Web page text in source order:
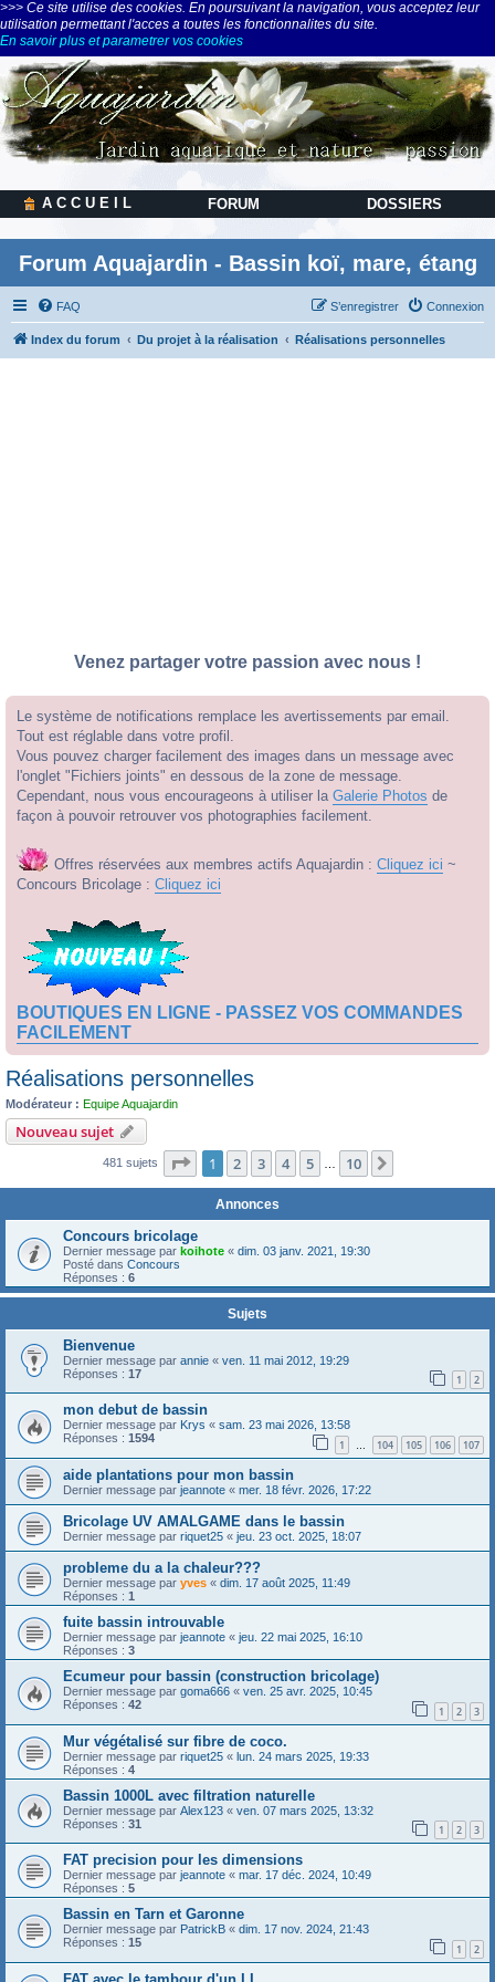
>>> Ce site utilise des cookies. En poursuivant la navigation, vous acceptez leur
utilisation permettant l'acces a toutes les fonctionnalites du site.
En savoir plus et parametrer vos cookies
A C C U E I L FORUM DOSSIERS
Forum Aquajardin - Bassin koï, mare, étang
FAQ Connexion
S’enregistrer
Index du forum Du projet à la réalisation Réalisations personnelles
Venez partager votre passion avec nous !
Le système de notifications remplace les avertissements par email.
Tout est réglable dans votre profil.
Vous pouvez charger facilement des images dans un message avec
l'onglet "Fichiers joints" en dessous de la zone de message.
Cependant, nous vous encourageons à utiliser la Galerie Photos de
façon à pouvoir retrouver vos photographies facilement.
Offres réservées aux membres actifs Aquajardin : Cliquez ici ~
Concours Bricolage : Cliquez ici
BOUTIQUES EN LIGNE - PASSEZ VOS COMMANDES
FACILEMENT
Réalisations personnelles
Modérateur : Equipe Aquajardin
Nouveau sujet
481 sujets Page 1sur10
1 2 3 4 5 10
Annonces
Concours bricolage
Dernier message par koihote « dim. 03 janv. 2021, 19:30
Posté dans Concours
Réponses : 6
Sujets
Bienvenue
Dernier message par annie « ven. 11 mai 2012, 19:29
Réponses : 17 1 2
mon debut de bassin
Dernier message par Krys « sam. 23 mai 2026, 13:58
Réponses : 1594 1 … 104 105 106 107
aide plantations pour mon bassin
Dernier message par jeannote « mer. 18 févr. 2026, 17:22
Bricolage UV AMALGAME dans le bassin
Dernier message par riquet25 « jeu. 23 oct. 2025, 18:07
probleme du a la chaleur???
Dernier message par yves « dim. 17 août 2025, 11:49
Réponses : 1
fuite bassin introuvable
Dernier message par jeannote « jeu. 22 mai 2025, 16:10
Réponses : 3
Ecumeur pour bassin (construction bricolage)
Dernier message par goma666 « ven. 25 avr. 2025, 10:45
Réponses : 42 1 2 3
Mur végétalisé sur fibre de coco.
Dernier message par riquet25 « lun. 24 mars 2025, 19:33
Réponses : 4
Bassin 1000L avec filtration naturelle
Dernier message par Alex123 « ven. 07 mars 2025, 13:32
Réponses : 31 1 2 3
FAT precision pour les dimensions
Dernier message par jeannote « mar. 17 déc. 2024, 10:49
Réponses : 5
Bassin en Tarn et Garonne
Dernier message par PatrickB « dim. 17 nov. 2024, 21:43
Réponses : 15 1 2